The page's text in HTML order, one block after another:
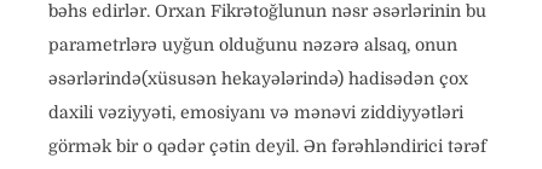
bəhs edirlər. Orxan Fikrətoğlunun nəsr əsərlərinin bu
parametrlərə uyğun olduğunu nəzərə alsaq, onun
əsərlərində(xüsusən hekayələrində) hadisədən çox
daxili vəziyyəti, emosiyanı və mənəvi ziddiyyətləri
görmək bir o qədər çətin deyil. Ən fərəhləndirici tərəf